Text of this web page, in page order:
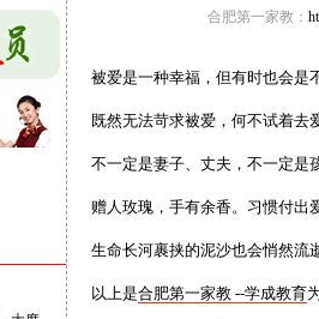
合肥第一家教：
被爱是一种幸福，但有时也会是
既然无法苛求被爱，何不试着去
不一定是妻子、丈夫，不一定是
赠人玫瑰，手有余香。习惯付出
生命长河裹挟的泥沙也会悄然流
以上是合肥第一家教 --学成教育